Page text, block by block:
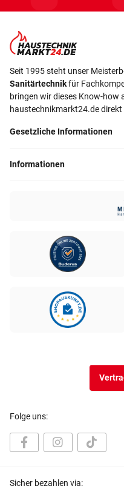
Seit 1995 steht unser
Sanitärtechnikfür
bringen wir dieses Know-how
haustechnikmarkt24.de
Gesetzliche Informationen
Informationen
Folge uns:
Sicher bezahlen via: